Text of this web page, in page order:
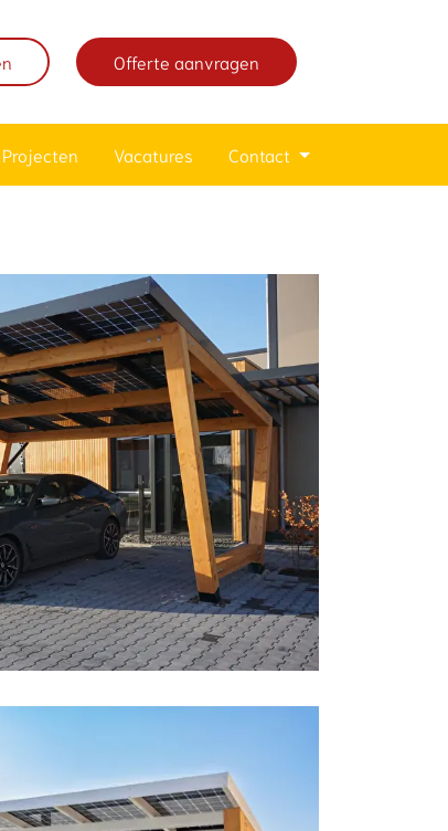
Offerte aanvragen
Projecten Vacatures Contact